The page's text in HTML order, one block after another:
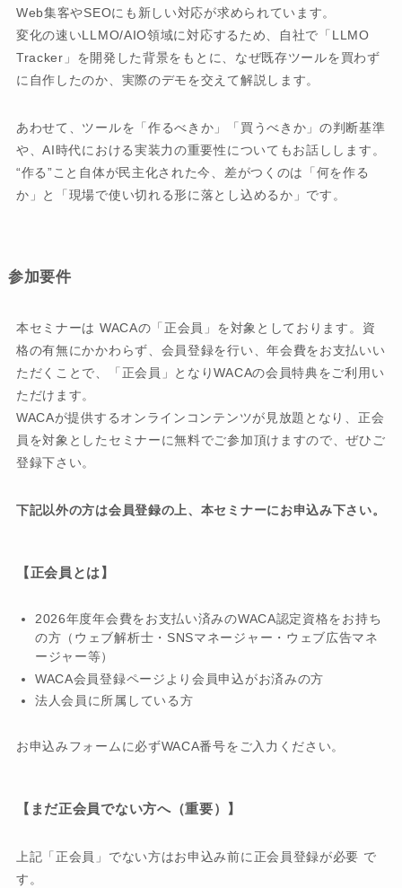
Web集客やSEOにも新しい対応が求められています。
変化の速いLLMO/AIO領域に対応するため、自社で「LLMO
Tracker」を開発した背景をもとに、なぜ既存ツールを買わず
に自作したのか、実際のデモを交えて解説します。
あわせて、ツールを「作るべきか」「買うべきか」の判断基準
や、AI時代における実装力の重要性についてもお話しします。
“作る”こと自体が民主化された今、差がつくのは「何を作る
か」と「現場で使い切れる形に落とし込めるか」です。
参加要件
本セミナーは WACAの「正会員」を対象としております。資
格の有無にかかわらず、会員登録を行い、年会費をお支払いい
ただくことで、「正会員」となりWACAの会員特典をご利用い
ただけます。
WACAが提供するオンラインコンテンツが見放題となり、正会
員を対象としたセミナーに無料でご参加頂けますので、ぜひご
登録下さい。
下記以外の方は会員登録の上、本セミナーにお申込み下さい。
【正会員とは】
2026年度年会費をお支払い済みのWACA認定資格をお持ち
の方（ウェブ解析士・SNSマネージャー・ウェブ広告マネ
ージャー等）
WACA会員登録ページより会員申込がお済みの方
法人会員に所属している方
お申込みフォームに必ずWACA番号をご入力ください。
【まだ正会員でない方へ（重要）】
上記「正会員」でない方はお申込み前に正会員登録が必要 で
す。